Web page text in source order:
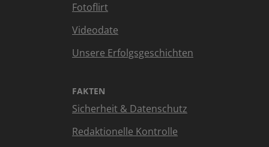
Fotoflirt
Videodate
Unsere Erfolgsgeschichten
FAKTEN
Sicherheit & Datenschutz
Redaktionelle Kontrolle